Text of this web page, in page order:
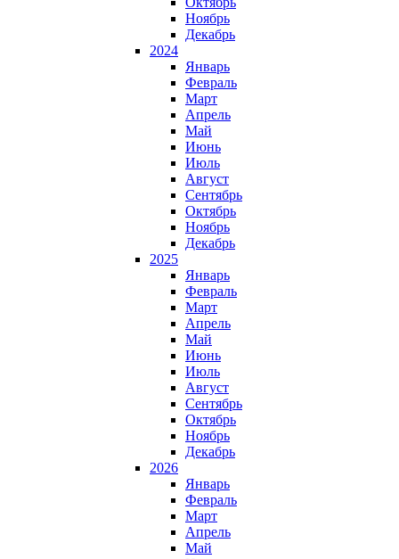
Ноябрь
Декабрь
2024
Январь
Февраль
Март
Апрель
Май
Июнь
Июль
Август
Сентябрь
Октябрь
Ноябрь
Декабрь
2025
Январь
Февраль
Март
Апрель
Май
Июнь
Июль
Август
Сентябрь
Октябрь
Ноябрь
Декабрь
2026
Январь
Февраль
Март
Апрель
Май